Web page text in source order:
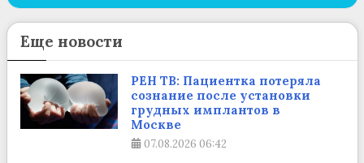
Еще новости
РЕН ТВ: Пациентка потеряла
сознание после установки
грудных имплантов в
Москве
07.08.2026 06:42